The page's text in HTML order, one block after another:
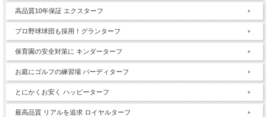
高品質10年保証 エクスターフ
プロ野球球団も採用！グランターフ
保育園の安全対策に キンダーターフ
お庭にゴルフの練習場 バーディターフ
とにかくお安く ハッピーターフ
最高品質 リアルを追求 ロイヤルターフ